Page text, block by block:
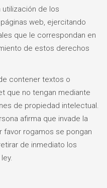
de los
web, ejercitando
que le correspondan en
de estos derechos
contener textos o
que no tengan mediante
de propiedad intelectual.
afirma que invade la
favor rogamos se pongan
de inmediato los